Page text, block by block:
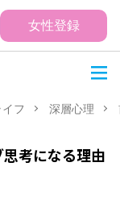
女性登録
フ 深層心理
考になる理由